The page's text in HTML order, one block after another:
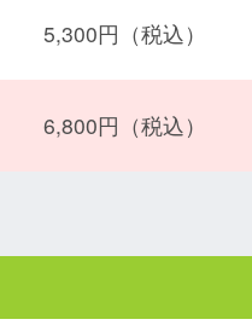
5,300円（税込）
6,800円（税込）